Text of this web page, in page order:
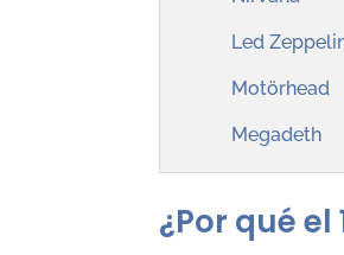
Led
Motörhead
Megadeth
¿Por qué el